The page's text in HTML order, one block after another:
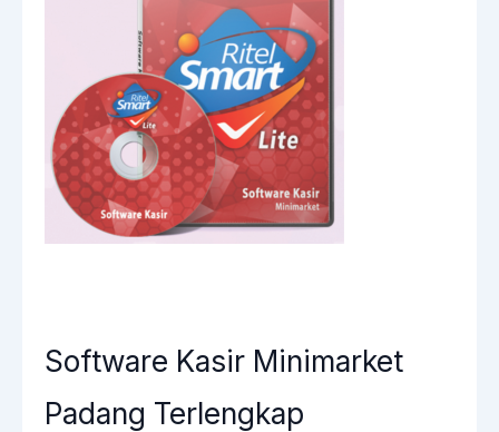
Software Kasir Minimarket
Padang Terlengkap